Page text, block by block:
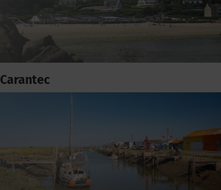
Carantec